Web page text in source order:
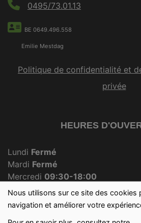
Nous utilisons sur ce site des cookies
navigation et améliorer votre
0495/73.01.13
BE 0649.496.558
Emilie Mestdag
Politique de confidentialité et
privée
HEURES
Lundi Fermé
Mardi Fermé
Mercredi 09:30-18:00
JeudiFermé
Vendredi 09:30-18:00